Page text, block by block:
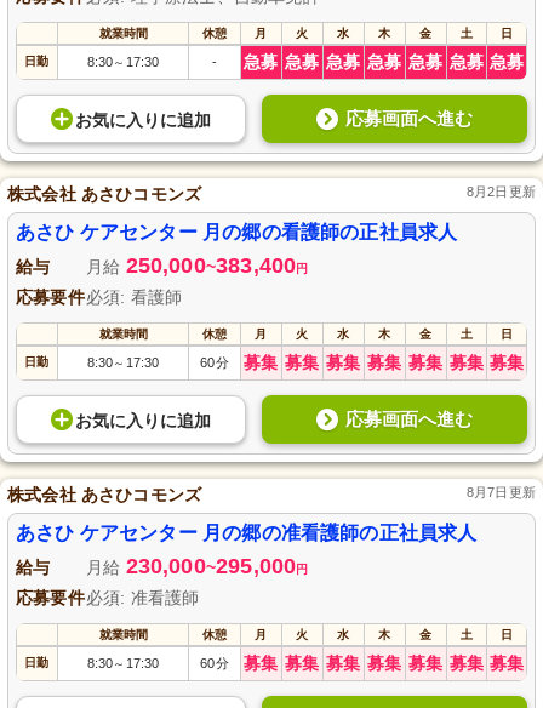
就業時間 休憩 月 火 水 木 金 土 日
日勤 8:30～ 17:30 - 急募 急募 急募 急募 急募 急募 急募
お気に入り に追加 応募画面へ進む
株式会社 あさひコモンズ 8月2日更新
あさひ ケアセンター 月の郷の看護師の正社員求人
給与 月給 250,000~383,400円
応募要件必須: 看護師
就業時間 休憩 月 火 水 木 金 土 日
日勤 8:30～ 17:30 60分 募集 募集 募集 募集 募集 募集 募集
お気に入り に追加 応募画面へ進む
株式会社 あさひコモンズ 8月7日更新
あさひ ケアセンター 月の郷の准看護師の正社員求人
給与 月給 230,000~295,000円
応募要件必須: 准看護師
就業時間 休憩 月 火 水 木 金 土 日
日勤 8:30～ 17:30 60分 募集 募集 募集 募集 募集 募集 募集